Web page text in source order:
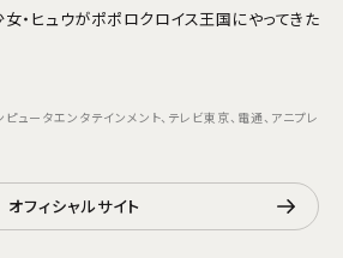
・ヒュウがポポロクロイス王国にやってきた
ータエンタテインメント、テレビ東京、電通、アニプレ
オフィシャルサイト